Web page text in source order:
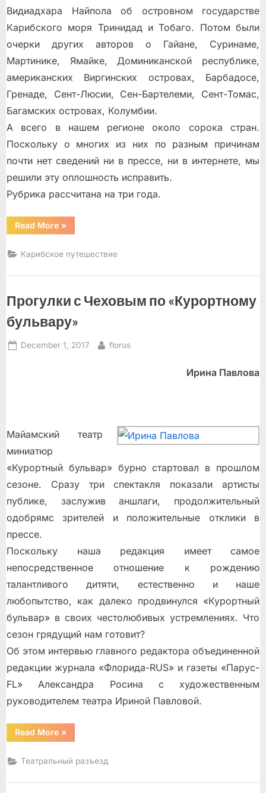
Видиадхара Найпола об островном государстве
Карибского моря Тринидад и Тобаго. Потом были
очерки других авторов о Гайане, Суринаме,
Мартинике, Ямайке, Доминиканской республике,
американских Виргинских островах, Барбадосе,
Гренаде, Сент-Люсии, Сен-Бартелеми, Сент-Томас,
Багамских островах, Колумбии.
А всего в нашем регионе около сорока стран.
Поскольку о многих из них по разным причинам
почти нет сведений ни в прессе, ни в интернете, мы
решили эту оплошность исправить.
Рубрика рассчитана на три года.
Read More“Аруба”
»
Карибское путешествие
Прогулки с Чеховым по «Курортному
бульвару»
Posted
December 1, 2017 By
florus
Ирина Павлова
Майамский театр
миниатюр
«Курортный бульвар» бурно стартовал в прошлом
сезоне. Сразу три спектакля показали артисты
публике, заслужив аншлаги, продолжительный
одобрямс зрителей и положительные отклики в
прессе.
Поскольку наша редакция имеет самое
непосредственное отношение к рождению
талантливого дитяти, естественно и наше
любопытство, как далеко продвинулся «Курортный
бульвар» в своих честолюбивых устремлениях. Что
сезон грядущий нам готовит?
Об этом интервью главного редактора объединенной
редакции журнала «Флорида-RUS» и газеты «Парус-
FL» Александра Росина с художественным
руководителем театра Ириной Павловой.
Read More“Прогулки
с
«Курортному
»
Театральный разъезд